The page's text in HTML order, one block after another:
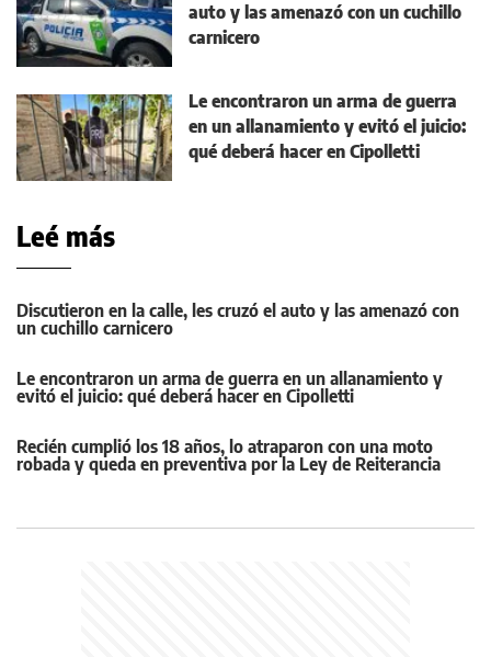
auto y las amenazó con un cuchillo
carnicero
Le encontraron un arma de guerra
en un allanamiento y evitó el juicio:
qué deberá hacer en Cipolletti
Leé más
Discutieron en la calle, les cruzó el auto y las amenazó con
un cuchillo carnicero
Le encontraron un arma de guerra en un allanamiento y
evitó el juicio: qué deberá hacer en Cipolletti
Recién cumplió los 18 años, lo atraparon con una moto
robada y queda en preventiva por la Ley de Reiterancia